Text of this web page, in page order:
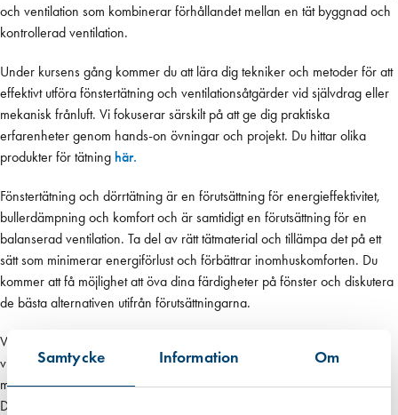
Samtycke Information Om
och ventilation som kombinerar förhållandet mellan en tät byggnad och
kontrollerad ventilation.
Under kursens gång kommer du att lära dig tekniker och metoder för att
effektivt utföra fönstertätning och ventilationsåtgärder vid självdrag eller
mekanisk frånluft. Vi fokuserar särskilt på att ge dig praktiska
erfarenheter genom hands-on övningar och projekt. Du hittar olika
produkter för tätning här.
Fönstertätning och dörrtätning är en förutsättning för energieffektivitet,
bullerdämpning och komfort och är samtidigt en förutsättning för en
balanserad ventilation. Ta del av rätt tätmaterial och tillämpa det på ett
sätt som minimerar energiförlust och förbättrar inomhuskomforten. Du
kommer att få möjlighet att öva dina färdigheter på fönster och diskutera
de bästa alternativen utifrån förutsättningarna.
Ventilation är en avgörande aspekt för en byggnads funktion. Vår kurs
visar olika produkter för tilluft med eller utan bullerdämpning för
montering i fönster eller vägg.
Du hittar olika ventilationsprodukter